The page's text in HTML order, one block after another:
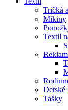
Tričká
Mikiny
Textil
Detské
Tašky